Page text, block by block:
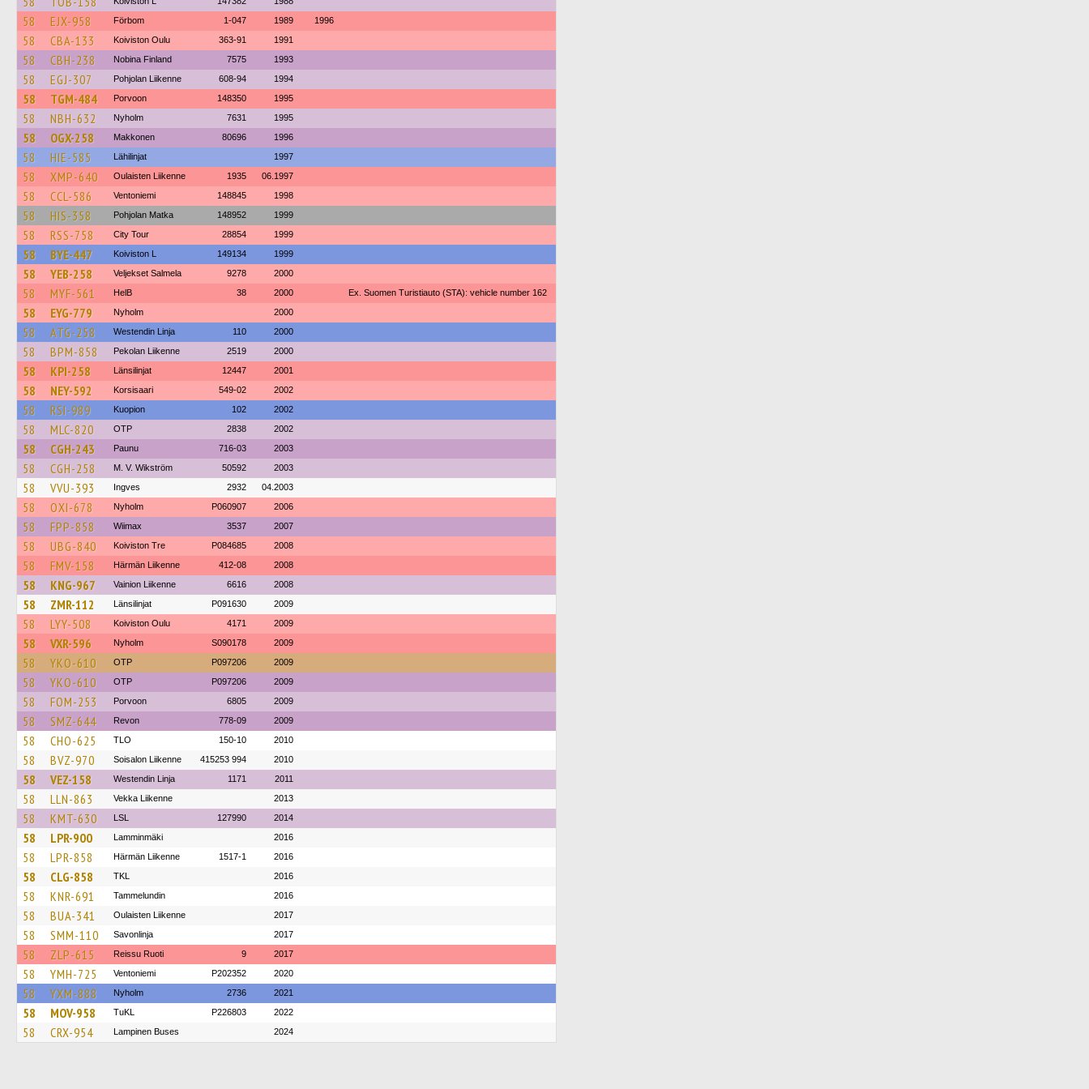
58 EJX-958 Förbom 1-047 1989 1996
58 CBA-133 Koiviston Oulu 363-91 1991
58 CBH-238 Nobina Finland 7575 1993
58 EGJ-307 Pohjolan Liikenne 608-94 1994
58 TGM-484 Porvoon 148350 1995
58 NBH-632 Nyholm 7631 1995
58 OGX-258 Makkonen 80696 1996
58 HIE-585 Lähilinjat 1997
58 XMP-640 Oulaisten Liikenne 1935 06.1997
58 CCL-586 Ventoniemi 148845 1998
58 HIS-358 Pohjolan Matka 148952 1999
58 RSS-758 City Tour 28854 1999
58 BYE-447 Koiviston L 149134 1999
58 YEB-258 Veljekset Salmela 9278 2000
58 MYF-561 HelB 38 2000 Ex. Suomen Turistiauto (STA): vehicle number 162
58 EYG-779 Nyholm 2000
58 ATG-258 Westendin Linja 110 2000
58 BPM-858 Pekolan Liikenne 2519 2000
58 KPI-258 Länsilinjat 12447 2001
58 NEY-592 Korsisaari 549-02 2002
58 RSI-989 Kuopion 102 2002
58 MLC-820 OTP 2838 2002
58 CGH-243 Paunu 716-03 2003
58 CGH-258 M. V. Wikström 50592 2003
58 VVU-393 Ingves 2932 04.2003
58 OXI-678 Nyholm P060907 2006
58 FPP-858 Wiimax 3537 2007
58 UBG-840 Koiviston Tre P084685 2008
58 FMV-158 Härmän Liikenne 412-08 2008
58 KNG-967 Vainion Liikenne 6616 2008
58 ZMR-112 Länsilinjat P091630 2009
58 LYY-508 Koiviston Oulu 4171 2009
58 VXR-596 Nyholm S090178 2009
58 YKO-610 OTP P097206 2009
58 YKO-610 OTP P097206 2009
58 FOM-253 Porvoon 6805 2009
58 SMZ-644 Revon 778-09 2009
58 CHO-625 TLO 150-10 2010
58 BVZ-970 Soisalon Liikenne 415253 994 2010
58 VEZ-158 Westendin Linja 1171 2011
58 LLN-863 Vekka Liikenne 2013
58 KMT-630 LSL 127990 2014
58 LPR-900 Lamminmäki 2016
58 LPR-858 Härmän Liikenne 1517-1 2016
58 CLG-858 TKL 2016
58 KNR-691 Tammelundin 2016
58 BUA-341 Oulaisten Liikenne 2017
58 SMM-110 Savonlinja 2017
58 ZLP-615 Reissu Ruoti 9 2017
58 YMH-725 Ventoniemi P202352 2020
58 YXM-888 Nyholm 2736 2021
58 MOV-958 TuKL P226803 2022
58 CRX-954 Lampinen Buses 2024